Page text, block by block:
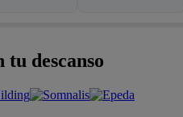
descanso